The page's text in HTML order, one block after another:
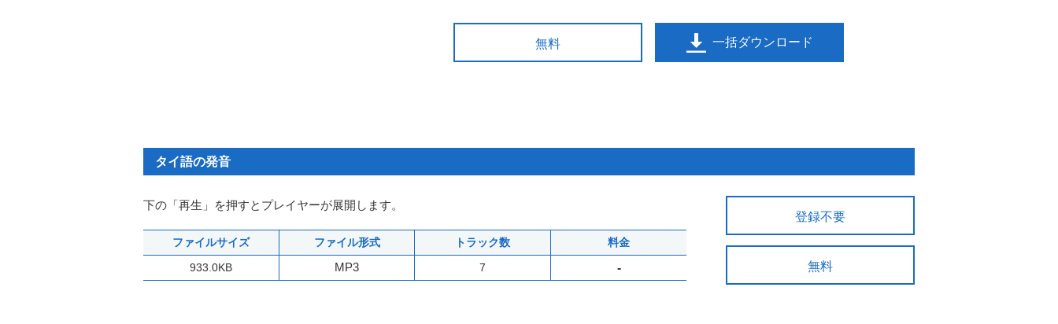
無料 一括ダウンロード
タイ語の発音
下の「再生」を押すとプレイヤーが展開します。
ファイルサイズ ファイル形式 トラック数
料金
933.0KB
MP3 7 -
登録不要
無料